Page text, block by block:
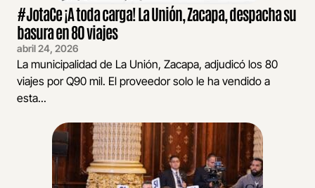
#JotaCe ¡A toda carga! La Unión, Zacapa, despacha su
basura en 80 viajes
abril 24, 2026
La municipalidad de La Unión, Zacapa, adjudicó los 80
viajes por Q90 mil. El proveedor solo le ha vendido a
esta...